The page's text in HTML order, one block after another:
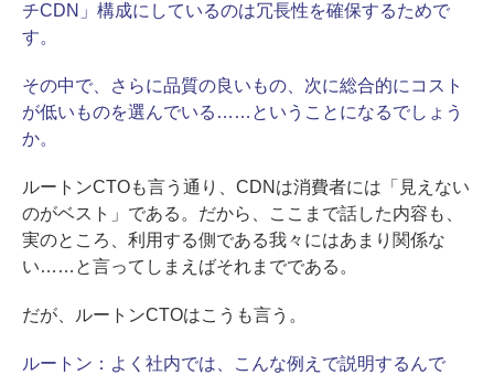
チCDN」構成にしているのは冗長性を確保するためで
す。
その中で、さらに品質の良いもの、次に総合的にコスト
が低いものを選んでいる……ということになるでしょう
か。
ルートンCTOも言う通り、CDNは消費者には「見えない
のがベスト」である。だから、ここまで話した内容も、
実のところ、利用する側である我々にはあまり関係な
い……と言ってしまえばそれまでである。
だが、ルートンCTOはこうも言う。
ルートン： よく社内では、こんな例えで説明するんで